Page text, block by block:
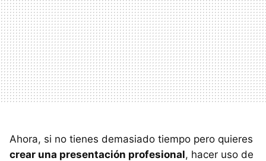
Ahora, si no tienes demasiado tiempo pero quieres
crear una presentación profesional, hacer uso de